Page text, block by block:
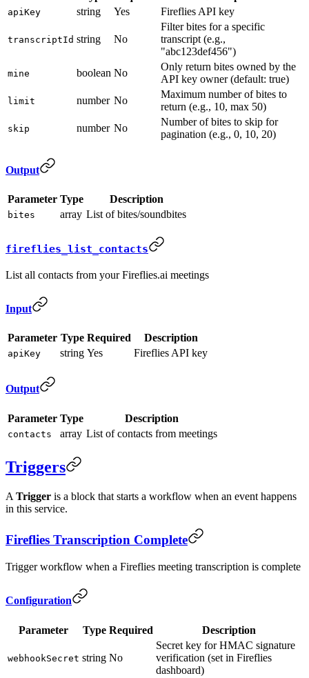
apiKey string Yes Fireflies API key
transcriptId string No
Filter bites for a specific
transcript (e.g.,
"abc123def456")
mine boolean No
Only return bites owned by the
API key owner (default: true)
limit number No
Maximum number of bites to
return (e.g., 10, max 50)
skip number No
Number of bites to skip for
pagination (e.g., 0, 10, 20)
Output
Parameter Type Description
bites array List of bites/soundbites
fireflies_list_contacts
List all contacts from your Fireflies.ai meetings
Input
Parameter Type Required Description
apiKey string Yes Fireflies API key
Output
Parameter Type Description
contacts array List of contacts from meetings
Triggers
A Trigger is a block that starts a workflow when an event happens
in this service.
Fireflies Transcription Complete
Trigger workflow when a Fireflies meeting transcription is complete
Configuration
Parameter Type Required Description
webhookSecret string No
Secret key for HMAC signature
verification (set in Fireflies
dashboard)